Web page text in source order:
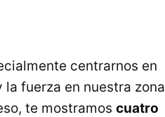
centrarnos en
fuerza en nuestra zona
te mostramos cuatro